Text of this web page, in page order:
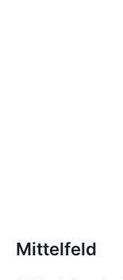
Mittelfeld